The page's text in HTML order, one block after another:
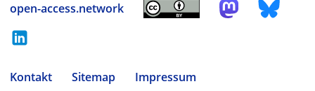
open-access.network
Kontakt Sitemap
Impressum